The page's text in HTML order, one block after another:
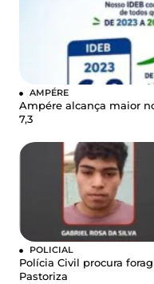
AMPÉRE
Ampére alcança maior
7,3
POLICIAL
Polícia Civil procura
Pastoriza